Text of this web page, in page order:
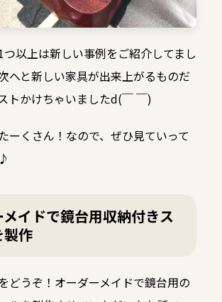
以上は新しい事例をご紹介してまし
へと新しい家具が出来上がるものだ
トかけちゃいましたd(￣ ￣)
ーくさん！なので、ぜひ見ていって
イドで鏡台用収納付きス
製作
どうぞ！オーダーメイドで鏡台用の